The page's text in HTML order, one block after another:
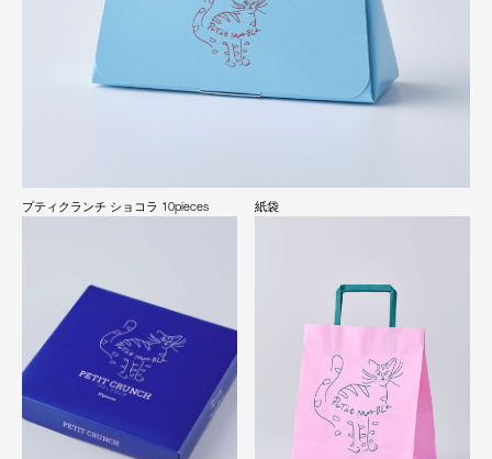
プティクランチ ショコラ 10pieces 紙袋